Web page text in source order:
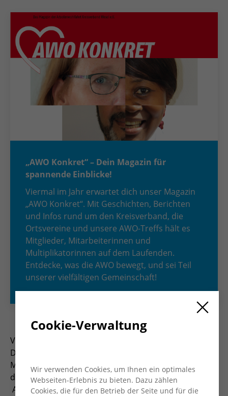
„AWO Konkret“ – Dein Magazin für
spannende Einblicke!
Viermal im Jahr erwartet dich unser Magazin
„AWO Konkret“. Mit Geschichten, Berichten
und Infos rund um den Kreisverband, die
Ortsvereine und unsere AWO-Treffs hält es
Mitglieder, Mitarbeiterinnen und
Multiplikatorinnen auf dem Laufenden.
Entdecke, was die AWO bewegt, und sei Teil
unserer vielfältigen Gemeinschaft!
Viermal im Jahr erscheint das Magazin „AWO Konkret“.
Das Heft informiert Mitglieder, Mitarbeiter*innen und
Multiplikator*innen und bietet Einblicke in die Arbeit
des Kreisverbandes und seiner Ortsvereine und
AWO-Treffs.
Cookie-Verwaltung
Wir verwenden Cookies, um Ihnen ein optimales
Webseiten-Erlebnis zu bieten. Dazu zählen
Cookies, die für den Betrieb der Seite und für die